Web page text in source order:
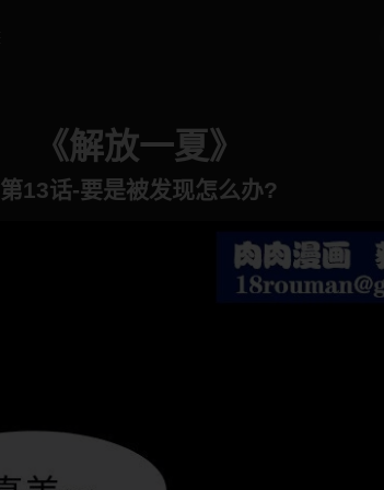
《解放一夏》
第13话-要是被发现怎么办?